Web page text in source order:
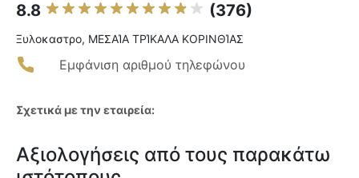
8.8 (376)
Ξυλοκαστρο, ΜΕΣΑΊΑ ΤΡΊΚΑΛΑ ΚΟΡΙΝΘΊΑΣ
Εμφάνιση αριθμού τηλεφώνου
Σχετικά με την εταιρεία:
Αξιολογήσεις από τους παρακάτω